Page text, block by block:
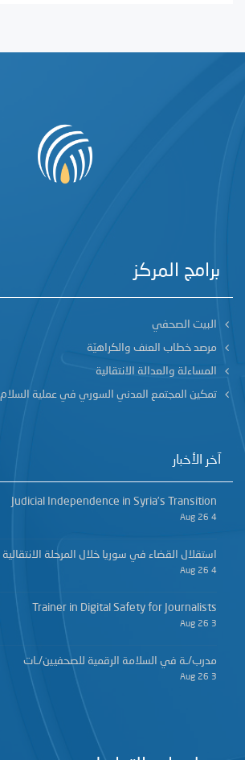
برامج المركز
البيت الصحفي
مرصد خطاب العنف والكراهيّة
المساءلة والعدالة الانتقالية
تمكين المجتمع المدني السوري في عملية السلام
آخر الأخبار
Judicial Independence in Syria’s Transition
4 Aug 26
استقلال القضاء في سوريا خلال المرحلة الانتقالية
4 Aug 26
Trainer in Digital Safety for Journalists
3 Aug 26
مدرب/ـة في السلامة الرقمية للصحفيين/ـات
3 Aug 26